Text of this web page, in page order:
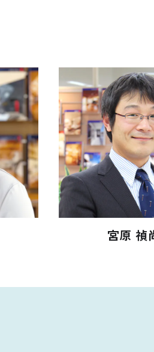
宮原 禎